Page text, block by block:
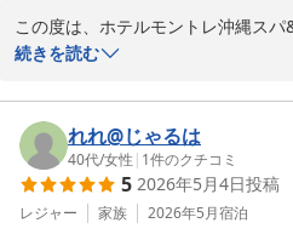
ます。
またお会いできます日をスタッフ一
ります。
ご投稿ありがとうございました。
ホテルモントレ沖縄 スパ＆リゾート
2026-05-20
去年宿泊して良かったルネッサンス
今回はモントレを選びました。ルネ
内にコンビニや飲食店が多数あり、
その他良かった点は以下の通りです。
・子ども用のビーチサンダルやパジ
は90・110・130があり、事前に電話
準備してくださっていて助かりました。
・エントランス横に貸し出し用のビ
この度は、ホテルモントレ沖縄スパ
またご丁寧な口コミをお寄せくださ
ロビーの香りや館内の雰囲気、お
内プールなど、ご家族で快適にお
く存じます。
お部屋からの景色や立地、備品の使
続きを読む
れれ@じゃるは
40代/女性 | 1件のクチコミ
5 2026年5月4日投稿
レジャー 家族 2026年5月宿泊